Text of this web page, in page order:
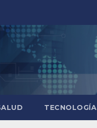
TECNOLOGÍA